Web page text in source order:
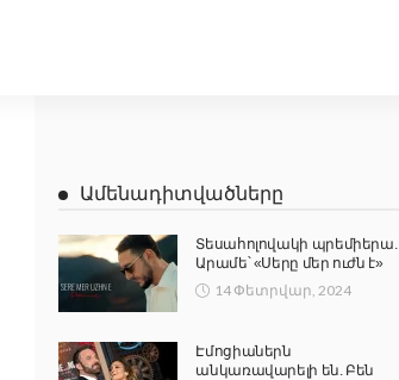
Ամենադիտվածները
Տեսահոլովակի պրեմիերա.
Արամե՝ «Սերը մեր ուժն է»
14 Փետրվար, 2024
Էմոցիաներն
անկառավարելի են. Բեն